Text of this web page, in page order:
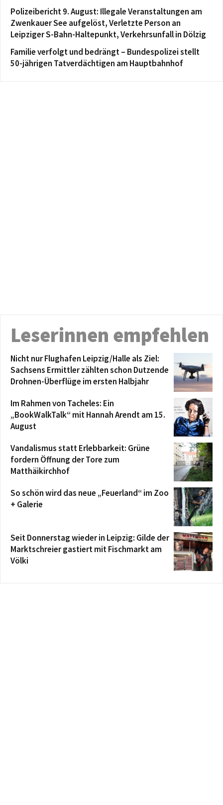
Polizeibericht 9. August: Illegale Veranstaltungen am
Zwenkauer See aufgelöst, Verletzte Person an
Leipziger S-Bahn-Haltepunkt, Verkehrsunfall in Dölzig
Familie verfolgt und bedrängt – Bundespolizei stellt
50-jährigen Tatverdächtigen am Hauptbahnhof
Leserinnen empfehlen
Nicht nur Flughafen Leipzig/Halle als Ziel:
Sachsens Ermittler zählten schon Dutzende
Drohnen-Überflüge im ersten Halbjahr
Im Rahmen von Tacheles: Ein
„BookWalkTalk“ mit Hannah Arendt am 15.
August
Vandalismus statt Erlebbarkeit: Grüne
fordern Öffnung der Tore zum
Matthäikirchhof
So schön wird das neue „Feuerland“ im Zoo
+ Galerie
Seit Donnerstag wieder in Leipzig: Gilde der
Marktschreier gastiert mit Fischmarkt am
Völki